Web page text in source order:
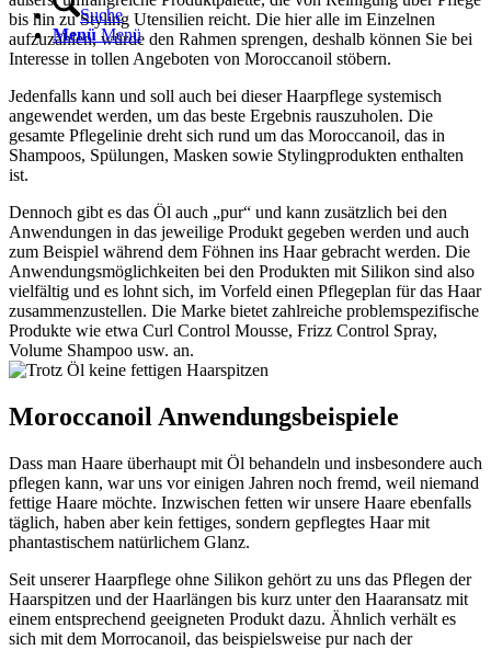
Suche
Menü Menü
bis hin zu Styling Utensilien reicht. Die hier alle im Einzelnen
aufzuzählen, würde den Rahmen sprengen, deshalb können Sie bei
Interesse in tollen Angeboten von Moroccanoil stöbern.
Jedenfalls kann und soll auch bei dieser Haarpflege systemisch
angewendet werden, um das beste Ergebnis rauszuholen. Die
gesamte Pflegelinie dreht sich rund um das Moroccanoil, das in
Shampoos, Spülungen, Masken sowie Stylingprodukten enthalten
ist.
Dennoch gibt es das Öl auch „pur“ und kann zusätzlich bei den
Anwendungen in das jeweilige Produkt gegeben werden und auch
zum Beispiel während dem Föhnen ins Haar gebracht werden. Die
Anwendungsmöglichkeiten bei den Produkten mit Silikon sind also
vielfältig und es lohnt sich, im Vorfeld einen Pflegeplan für das Haar
zusammenzustellen. Die Marke bietet zahlreiche problemspezifische
Produkte wie etwa Curl Control Mousse, Frizz Control Spray,
Volume Shampoo usw. an.
Moroccanoil Anwendungsbeispiele
Dass man Haare überhaupt mit Öl behandeln und insbesondere auch
pflegen kann, war uns vor einigen Jahren noch fremd, weil niemand
fettige Haare möchte. Inzwischen fetten wir unsere Haare ebenfalls
täglich, haben aber kein fettiges, sondern gepflegtes Haar mit
phantastischem natürlichem Glanz.
Seit unserer Haarpflege ohne Silikon gehört zu uns das Pflegen der
Haarspitzen und der Haarlängen bis kurz unter den Haaransatz mit
einem entsprechend geeigneten Produkt dazu. Ähnlich verhält es
sich mit dem Morrocanoil, das beispielsweise pur nach der